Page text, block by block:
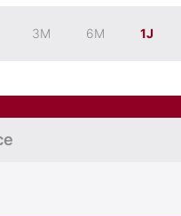
3M 6M 1J